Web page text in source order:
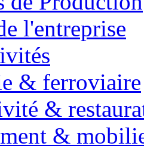
l'entreprise
& ferroviaire
&
&